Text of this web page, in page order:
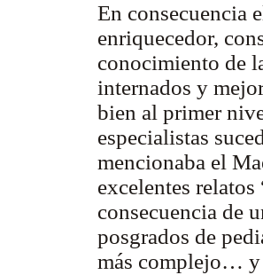
En consecuencia
enriquecedor,
conocimiento de
internados y
bien al primer
especialistas
mencionaba el
excelentes
consecuencia de
posgrados de
más complejo… y